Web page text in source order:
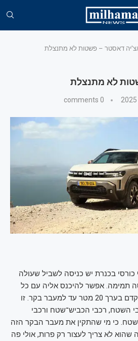
דאסטר – פשטות לא מתנצלת
לא מתנצלת
0 comments
בכנרת יש כניסה לשביל שעולה
תמימה. אפשר להיכנס אליה עם כל
רכב כביש־שטח, ואז להתקדם בערך 20 מטר עד למעבר בקר. זו
השטח, רכבי הכביש־שטח ורכבי
כי מי שהתקין את מעבר הבקר הזה
שהוא לא צריך לעצור רק פרות, אולי פה